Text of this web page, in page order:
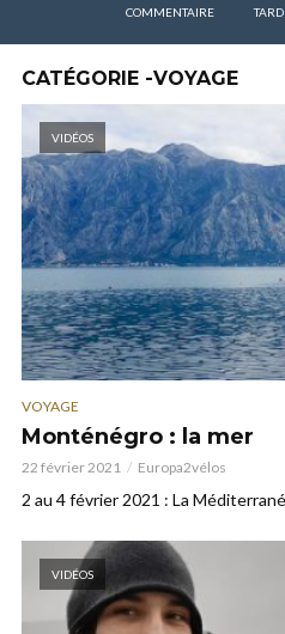
COMMENTAIRE
TARD
CATÉGORIE -VOYAGE
VIDÉOS
VOYAGE
Monténégro : la mer
22 février 2021 Europa2vélos
2 au 4 février 2021 : La
VIDÉOS